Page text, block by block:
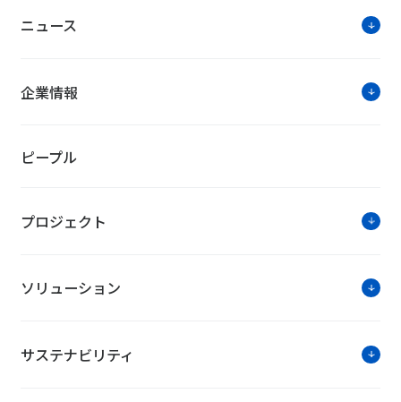
ニュース
企業情報
ピープル
プロジェクト
ソリューション
サステナビリティ